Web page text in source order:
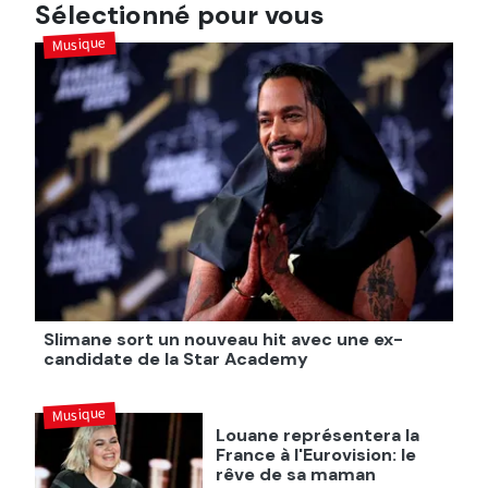
Sélectionné pour vous
Slimane sort un nouveau hit avec une ex-
candidate de la Star Academy
Musique
Louane représentera la
France à l'Eurovision: le
rêve de sa maman
Musique